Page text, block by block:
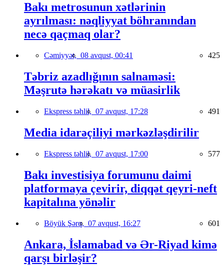
Bakı metrosunun xətlərinin
ayrılması: nəqliyyat böhranından
necə qaçmaq olar?
Cəmiyyət, 08 avqust, 00:41 425
Təbriz azadlığının salnaməsi:
Məşrutə hərəkatı və müasirlik
Ekspress təhlil, 07 avqust, 17:28 491
Media idarəçiliyi mərkəzləşdirilir
Ekspress təhlil, 07 avqust, 17:00 577
Bakı investisiya forumunu daimi
platformaya çevirir, diqqət qeyri-neft
kapitalına yönəlir
Böyük Şərq, 07 avqust, 16:27 601
Ankara, İslamabad və Ər-Riyad kimə
qarşı birləşir?